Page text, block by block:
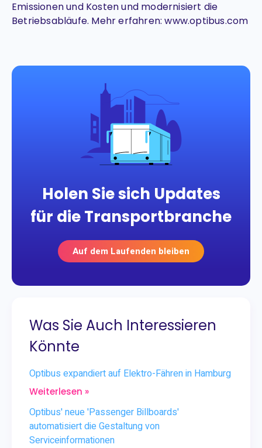
Emissionen und Kosten und modernisiert die
Betriebsabläufe. Mehr erfahren: www.optibus.com
Holen Sie sich Updates
für die Transportbranche
Auf dem Laufenden bleiben
Was Sie Auch Interessieren
Könnte
Optibus expandiert auf Elektro-Fähren in Hamburg
Weiterlesen »
Optibus' neue 'Passenger Billboards'
automatisiert die Gestaltung von
Serviceinformationen